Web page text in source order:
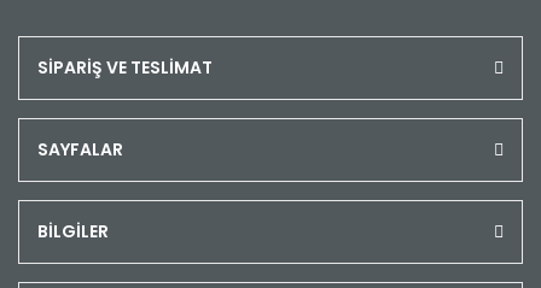
SİPARİŞ VE TESLİMAT
SAYFALAR
BİLGİLER